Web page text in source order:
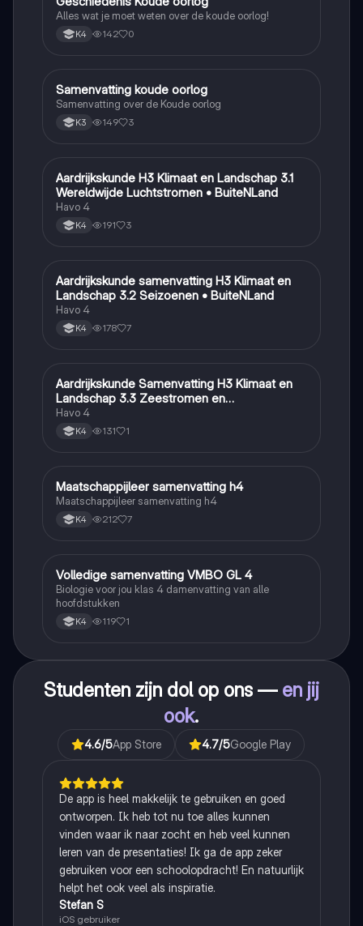
Alles wat je moet weten over de koude oorlog!
K4 142 0
Geschiedenis
Samenvatting koude oorlog
Samenvatting over de Koude oorlog
K3 149 3
Aardrijkskunde
Aardrijkskunde H3 Klimaat en Landschap 3.1
Wereldwijde Luchtstromen • BuiteNLand
Havo 4
K4 191 3
Aardrijkskunde
Aardrijkskunde samenvatting H3 Klimaat en
Landschap 3.2 Seizoenen • BuiteNLand
Havo 4
K4 178 7
Aardrijkskunde
Aardrijkskunde Samenvatting H3 Klimaat en
Landschap 3.3 Zeestromen en
Klimaatgebieden • BuiteNLand
Havo 4
K4 131 1
Maatschappijleer
Maatschappijleer samenvatting h4
Maatschappijleer samenvatting h4
K4 212 7
Biologie
Volledige samenvatting VMBO GL 4
Biologie voor jou klas 4 damenvatting van alle
hoofdstukken
K4 119 1
Studenten zijn dol op ons — en jij
ook.
4.6/5App Store 4.7/5Google Play
De app is heel makkelijk te gebruiken en goed
ontworpen. Ik heb tot nu toe alles kunnen
vinden waar ik naar zocht en heb veel kunnen
leren van de presentaties! Ik ga de app zeker
gebruiken voor een schoolopdracht! En natuurlijk
helpt het ook veel als inspiratie.
Stefan S
iOS gebruiker